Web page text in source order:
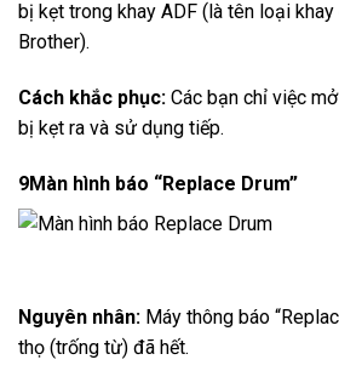
bị kẹt trong khay ADF (là tên loại
Brother).
Cách khắc phục: Các bạn chỉ việc
bị kẹt ra và sử dụng tiếp.
9Màn hình báo “Replace Drum”
Nguyên nhân: Máy thông báo
thọ (trống từ) đã hết.